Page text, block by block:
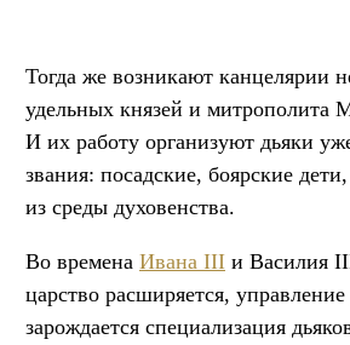
Тогда же возникают канцелярии
удельных князей и митрополита
И их работу организуют дьяки
звания: посадские, боярские
из среды духовенства.
Во времена Ивана III и Василия
царство расширяется, управление
зарождается специализация